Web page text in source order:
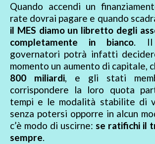
Quando accendi un
rate dovrai pagare e quando
il MES diamo un libretto degli
completamente in bianco. Il
governatori potrà infatti
momento un aumento di capitale,
800 miliardi, e gli stati
corrispondere la loro quota
tempi e le modalità stabilite di
senza potersi opporre in alcun
c’è modo di uscirne: se ratifichi il
sempre.